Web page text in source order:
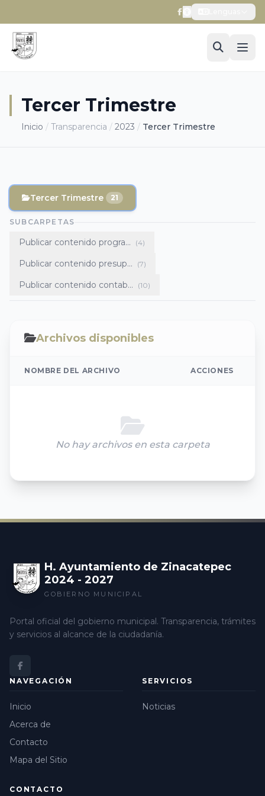
Tercer Trimestre
Inicio / Transparencia / 2023 / Tercer Trimestre
Tercer Trimestre 21
SUBCARPETAS
Publicar contenido progra... (4)
Publicar contenido presup... (7)
Publicar contenido contab... (10)
Archivos disponibles
NOMBRE DEL ARCHIVO ACCIONES
No hay archivos en esta carpeta
H. Ayuntamiento de Zinacatepec
2024 - 2027
GOBIERNO MUNICIPAL
Portal oficial del gobierno municipal. Transparencia, trámites
y servicios al alcance de la ciudadanía.
NAVEGACIÓN
Inicio
Acerca de
Contacto
Mapa del Sitio
SERVICIOS
Noticias
CONTACTO